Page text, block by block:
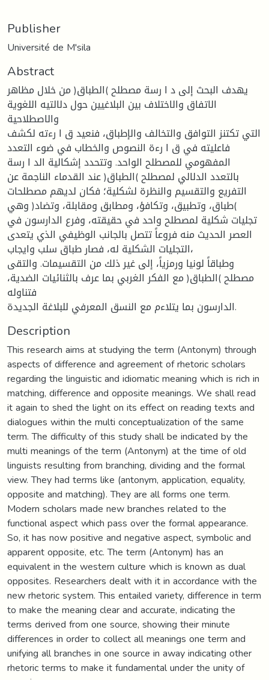
Publisher
Université de M'sila
Abstract
يهدف البحث إلى د ا رسة مصطلح )الطباق( من خلال مظاهر
الاتفاق والاختلاف بين البلاغيين حول دلالتيه اللغوية
والاصطلاحية
التي تكتنز التوافق والتخالف والإطباق، فنعيد ق ا رءته لكشف
فاعليته في ق ا رءة النصوص والخطاب في ضوء التعدد
المفهومي للمصطلح الواحد. وتتحدد إشكالية الد ا رسة
بالتعدد الدلالي لمصطلح )الطباق( عند القدماء الناجمة عن
التفريع والتقسيم والنظرة لشكلية؛ فكان لديهم مصطلحات
)طباق، وتطبيق، وتكافؤ، ومطابق ومقابلة، وتضاد( وهي
تجليات شكلية لمصطلح واحد في حقيقته، وفرع الدارسون في
العصر الحديث منه فروعاً تتصل بالجانب الوظيفي الذي يتعدى
التجليات الشكلية له، فصار طباق سلب وايجاب،
وطباقاً لونيا ورمزياً، إلى غير ذلك من التقسيمات. والتقى
مصطلح )الطباق( مع الفكر الغربي بما عرف بالثنائيات الضدية،
فتناوله
الدارسون بما يتلاءم مع النسق المعرفي للبلاغة الجديدة.
Description
This research aims at studying the term (Antonym) through
aspects of difference and agreement of rhetoric scholars
regarding the linguistic and idiomatic meaning which is rich in
matching, difference and opposite meanings. We shall read
it again to shed the light on its effect on reading texts and
dialogues within the multi conceptualization of the same
term. The difficulty of this study shall be indicated by the
multi meanings of the term (Antonym) at the time of old
linguists resulting from branching, dividing and the formal
view. They had terms like (antonym, application, equality,
opposite and matching). They are all forms one term.
Modern scholars made new branches related to the
functional aspect which pass over the formal appearance.
So, it has now positive and negative aspect, symbolic and
apparent opposite, etc. The term (Antonym) has an
equivalent in the western culture which is known as dual
opposites. Researchers dealt with it in accordance with the
new rhetoric system. This entailed variety, difference in term
to make the meaning clear and accurate, indicating the
terms derived from one source, showing their minute
differences in order to collect all meanings one term and
unifying all branches in one source in away indicating other
rhetoric terms to make it fundamental under the unity of